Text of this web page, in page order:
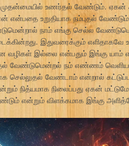
உணர்தல் வேண்டும்.
உறுதியாக நம்புதல் வேண்டும்
நாம் எங்கு செல்ல
இதுவரைக்கும்
வழிகள் இல்லை என்பதும் இங்கு யாம்
வேண்டுமென்றல் நம் எண்ணம்
செல்லுதல் வேண்டாம் என்றால்
நித்யமாக நிலைப்பது ஏகன்
என்றும் விளக்கமாக இங்கு